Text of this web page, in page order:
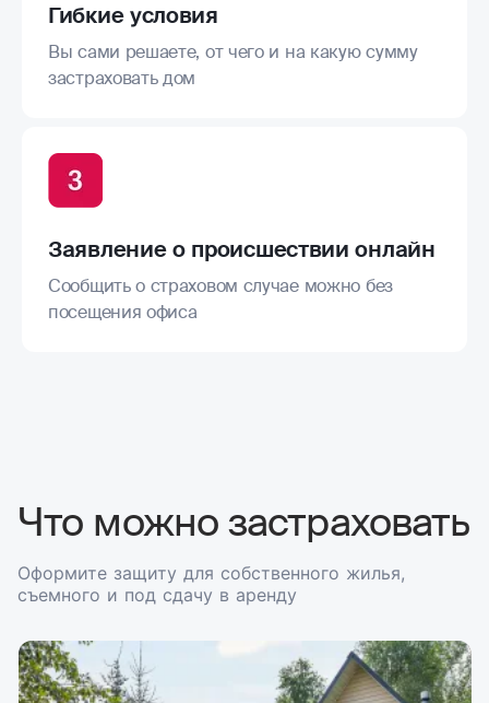
Гибкие условия
Вы сами решаете, от чего и на какую сумму
застраховать дом
Заявление о происшествии онлайн
Сообщить о страховом случае можно без
посещения офиса
Что можно застраховать
Оформите защиту для собственного жилья,
съемного и под сдачу в аренду